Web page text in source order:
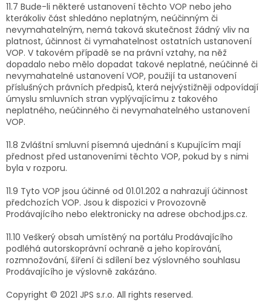
11.7 Bude-li některé ustanovení těchto VOP nebo jeho
kterákoliv část shledáno neplatným, neúčinným či
nevymahatelným, nemá taková skutečnost žádný vliv na
platnost, účinnost či vymahatelnost ostatních ustanovení
VOP. V takovém případě se na právní vztahy, na něž
dopadalo nebo mělo dopadat takové neplatné, neúčinné či
nevymahatelné ustanovení VOP, použijí ta ustanovení
příslušných právních předpisů, která nejvýstižněji odpovídají
úmyslu smluvních stran vyplývajícímu z takového
neplatného, neúčinného či nevymahatelného ustanovení
VOP.
11.8 Zvláštní smluvní písemná ujednání s Kupujícím mají
přednost před ustanoveními těchto VOP, pokud by s nimi
byla v rozporu.
11.9 Tyto VOP jsou účinné od 01.01.202 a nahrazují účinnost
předchozích VOP. Jsou k dispozici v Provozovně
Prodávajícího nebo elektronicky na adrese obchod.jps.cz.
11.10 Veškerý obsah umístěný na portálu Prodávajícího
podléhá autorskoprávní ochraně a jeho kopírování,
rozmnožování, šíření či sdílení bez výslovného souhlasu
Prodávajícího je výslovně zakázáno.
Copyright © 2021 JPS s.r.o. All rights reserved.